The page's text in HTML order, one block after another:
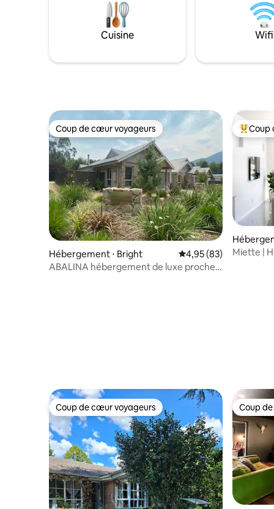
que le mont Buffalo et son chalet
historique. Une cuisine bien équipée et
un barbecue sur votre propre véranda.
Le logement dispose même d'un
est en fleurs à partir de la mi-décembre
menu
animal
Cuisine Wifi
Coup de cœur voyageurs
Coup de cœur voyageurs
Hébergement ⋅ Bright Évaluation moyenne
4,95 (83)
ABALINA hébergement de luxe proche
Coups
Coup
Miette |
Coup de cœur voyageurs
Coup de cœur voyageurs Coup
Coup